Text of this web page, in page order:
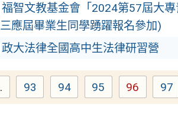
福智文教基金會「2024第57屆大
應屆畢業生同學踴躍報名參加)
政大法律全國高中生法律研習營
Page
93 Page
94 Page
95 Page
96 97